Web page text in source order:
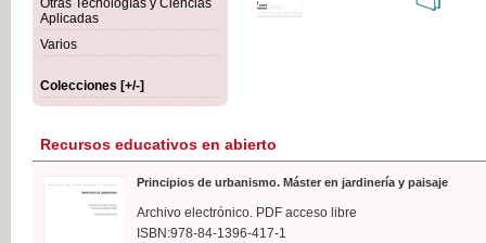
Otras Tecnologías y Ciencias
Aplicadas
Varios
Colecciones [+/-]
Recursos educativos en abierto
Principios de urbanismo. Máster en jardinería y paisaje
Archivo electrónico. PDF acceso libre
ISBN:978-84-1396-417-1